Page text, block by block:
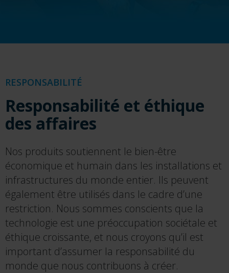
RESPONSABILITÉ
Responsabilité et éthique
des affaires
Nos produits soutiennent le bien-être
économique et humain dans les installations et
infrastructures du monde entier. Ils peuvent
également être utilisés dans le cadre d’une
restriction. Nous sommes conscients que la
technologie est une préoccupation sociétale et
éthique croissante, et nous croyons qu’il est
important d’assumer la responsabilité du
monde que nous contribuons à créer.